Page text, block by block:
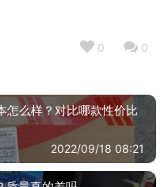
0 0
怎么样？对比哪款性价比
2022/09/18 08:21